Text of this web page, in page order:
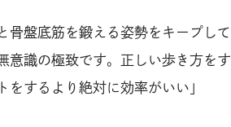
骨盤底筋を鍛える姿勢をキープして
意識の極致です。正しい歩き方をす
するより絶対に効率がいい」